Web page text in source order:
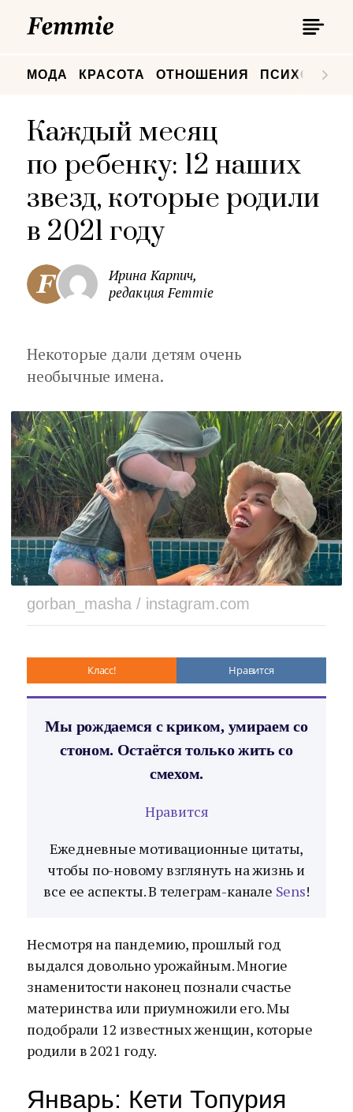
МОДА КРАСОТА ОТНОШЕНИЯ
Каждый месяц
по ребенку: 12 наших
звезд, которые родили
в 2021 году
Ирина Карпич,
редакция Femmie
Некоторые дали детям очень
необычные имена.
gorban_masha / instagram.com
Класс! Нравится
Мы рождаемся с криком, умираем со
стоном. Остаётся только жить со
смехом.
Нравится
Ежедневные мотивационные цитаты,
чтобы по-новому взглянуть на жизнь и
все ее аспекты. В телеграм-канале Sens!
Несмотря на пандемию, прошлый год
выдался довольно урожайным. Многие
знаменитости наконец познали счастье
материнства или приумножили его. Мы
подобрали 12 известных женщин, которые
родили в 2021 году.
Январь: Кети Топурия